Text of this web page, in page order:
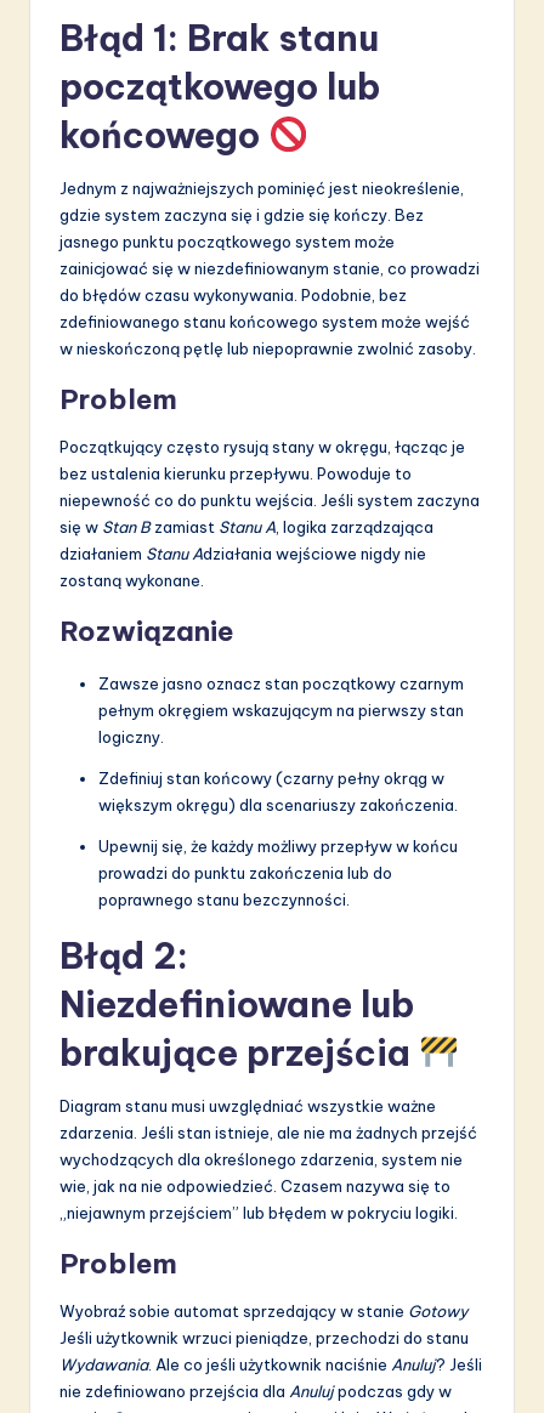
Błąd 1: Brak stanu
początkowego lub
końcowego
Jednym z najważniejszych pominięć jest nieokreślenie,
gdzie system zaczyna się i gdzie się kończy. Bez
jasnego punktu początkowego system może
zainicjować się w niezdefiniowanym stanie, co prowadzi
do błędów czasu wykonywania. Podobnie, bez
zdefiniowanego stanu końcowego system może wejść
w nieskończoną pętlę lub niepoprawnie zwolnić zasoby.
Problem
Początkujący często rysują stany w okręgu, łącząc je
bez ustalenia kierunku przepływu. Powoduje to
niepewność co do punktu wejścia. Jeśli system zaczyna
się w Stan Bzamiast Stanu A , logika zarządzająca
działaniem Stanu Adziałania wejściowe nigdy nie
zostaną wykonane.
Rozwiązanie
Zawsze jasno oznacz stan początkowy czarnym
pełnym okręgiem wskazującym na pierwszy stan
logiczny.
Zdefiniuj stan końcowy (czarny pełny okrąg w
większym okręgu) dla scenariuszy zakończenia.
Upewnij się, że każdy możliwy przepływ w końcu
prowadzi do punktu zakończenia lub do
poprawnego stanu bezczynności.
Błąd 2:
Niezdefiniowane lub
brakujące przejścia
Diagram stanu musi uwzględniać wszystkie ważne
zdarzenia. Jeśli stan istnieje, ale nie ma żadnych przejść
wychodzących dla określonego zdarzenia, system nie
wie, jak na nie odpowiedzieć. Czasem nazywa się to
„niejawnym przejściem” lub błędem w pokryciu logiki.
Problem
Wyobraź sobie automat sprzedający w stanie Gotowy
Jeśli użytkownik wrzuci pieniądze, przechodzi do stanu
Wydawania. Ale co jeśli użytkownik naciśnie Anuluj? Jeśli
nie zdefiniowano przejścia dla Anulujpodczas gdy w